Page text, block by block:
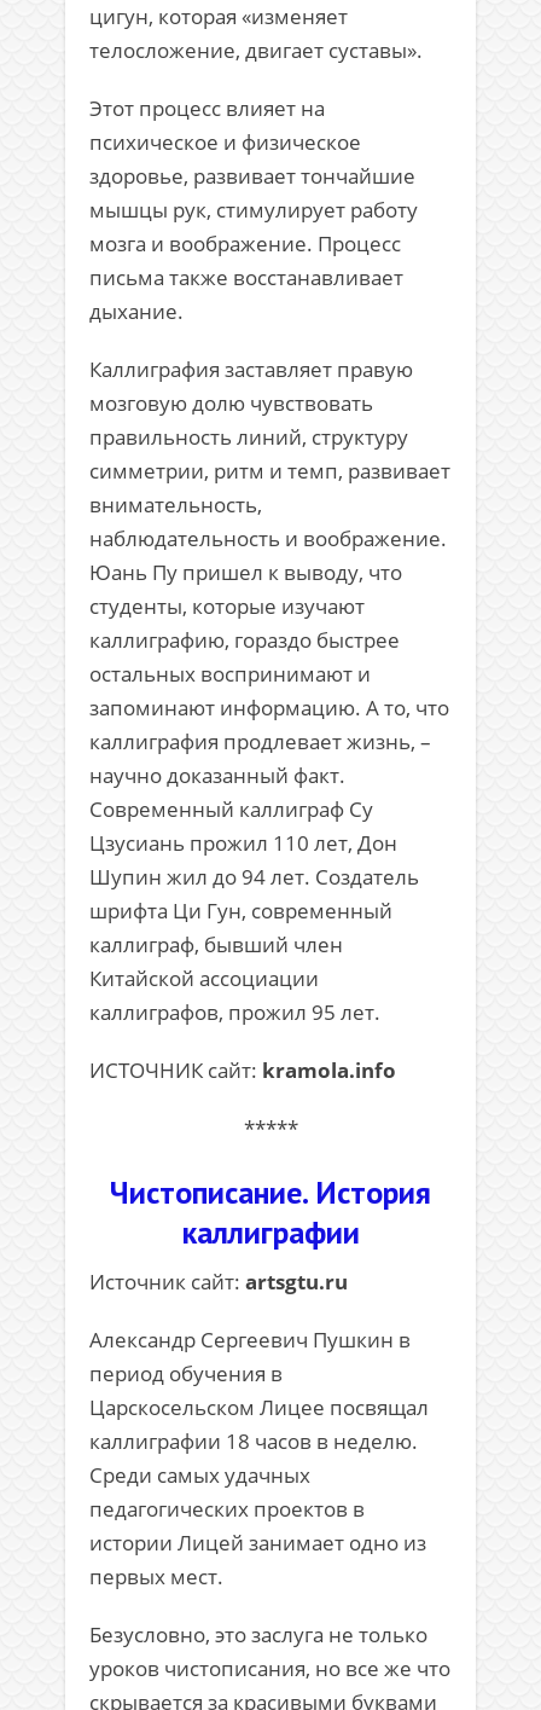
цигун, которая «изменяет
телосложение, двигает суставы».
Этот процесс влияет на
психическое и физическое
здоровье, развивает тончайшие
мышцы рук, стимулирует работу
мозга и воображение. Процесс
письма также восстанавливает
дыхание.
Каллиграфия заставляет правую
мозговую долю чувствовать
правильность линий, структуру
симметрии, ритм и темп, развивает
внимательность,
наблюдательность и воображение.
Юань Пу пришел к выводу, что
студенты, которые изучают
каллиграфию, гораздо быстрее
остальных воспринимают и
запоминают информацию. А то, что
каллиграфия продлевает жизнь, –
научно доказанный факт.
Современный каллиграф Су
Цзусиань прожил 110 лет, Дон
Шупин жил до 94 лет. Создатель
шрифта Ци Гун, современный
каллиграф, бывший член
Китайской ассоциации
каллиграфов, прожил 95 лет.
ИСТОЧНИК сайт: kramola.info
*****
Чистописание. История
каллиграфии
Источник сайт: artsgtu.ru
Александр Сергеевич Пушкин в
период обучения в
Царскосельском Лицее посвящал
каллиграфии 18 часов в неделю.
Среди самых удачных
педагогических проектов в
истории Лицей занимает одно из
первых мест.
Безусловно, это заслуга не только
уроков чистописания, но все же что
скрывается за красивыми буквами